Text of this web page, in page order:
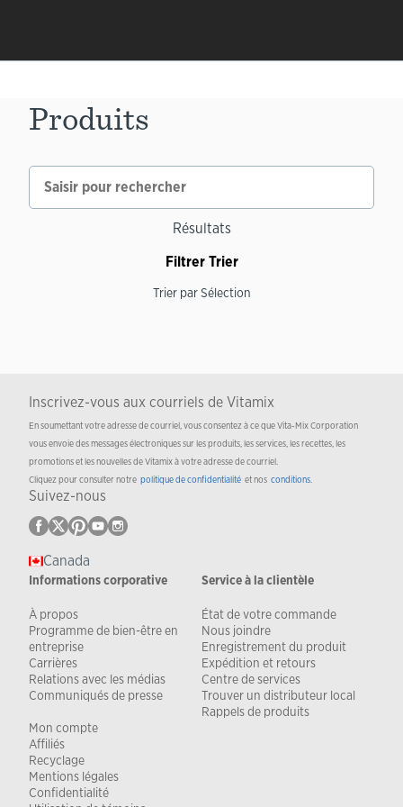
Produits
Résultats
Filtrer Trier
Trier parSélection
Inscrivez-vous aux courriels de Vitamix
En soumettant votre adresse de courriel, vous consentez à ce que Vita-Mix Corporation
vous envoie des messages électroniques sur les produits, les services, les recettes, les
promotions et les nouvelles de Vitamix à votre adresse de courriel.
Cliquez pour consulter notre politique de confidentialité et nos conditions.
Suivez-nous
Canada
Informations corporative
À propos
Programme de bien-être en
entreprise
Carrières
Relations avec les médias
Communiqués de presse
Service à la clientèle
État de votre commande
Nous joindre
Enregistrement du produit
Expédition et retours
Centre de services
Trouver un distributeur local
Rappels de produits
Mon compte
Affiliés
Recyclage
Mentions légales
Confidentialité